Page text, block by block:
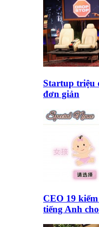
Startup triệu
đơn giản
CEO 19
tiếng Anh